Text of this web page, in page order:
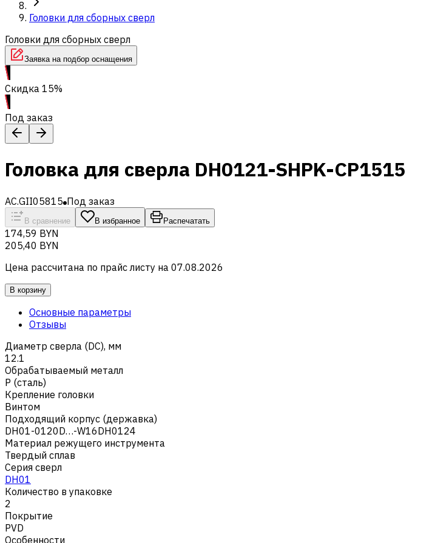
Головки для сборных сверл
Головки для сборных сверл
Заявка на подбор оснащения
Скидка 15%
Под заказ
Головка для сверла DH0121-SHPK-CP1515
AC.GII05815 Под заказ
В сравнение В избранное Распечатать
174,59 BYN
205,40 BYN
Цена рассчитана по прайс листу на 07.08.2026
В корзину
Основные параметры
Отзывы
Диаметр сверла (DC), мм
12.1
Обрабатываемый металл
Р (сталь)
Крепление головки
Винтом
Подходящий корпус (державка)
DH01-0120D…-W16DH0124
Материал режущего инструмента
Твердый сплав
Серия сверл
DH01
Количество в упаковке
2
Покрытие
PVD
Особенности